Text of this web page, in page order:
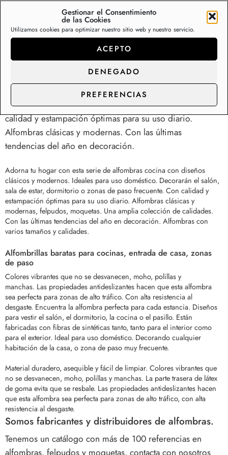
Gestionar el Consentimiento
de las Cookies
Utilizamos cookies para optimizar nuestro sitio web y nuestro servicio.
ACEPTO
DENEGADO
PREFERENCIAS
Descripción Información adicional
Alfombras para salas de estar, entrada, cocina
Ideales para uso doméstico. Decorarán el salón, salas de
estar o incluso la cocina, zonas de paso frecuente. Con
calidad y estampación óptimas para su uso diario.
Alfombras clásicas y modernas. Con las últimas
tendencias del año en decoración.
Adorna tu hogar con esta serie de alfombras cocina con diseños
clásicos y modernos. Ideales para uso doméstico. Decorarán el salón,
sala de estar, dormitorio o zonas de paso frecuente. Con calidad y
estampación óptimas para su uso diario. Alfombras clásicas y
modernas, felpudos, moquetas. Una amplia colección de calidades.
Con las últimas tendencias del año en decoración. Alfombras con
varios tamaños y calidades.
Alfombrillas baratas para cocinas, entrada de casa, zonas
de paso
Colores vibrantes que no se desvanecen, moho, polillas y
manchas. Las propiedades antideslizantes hacen que esta alfombra
sea perfecta para zonas de alto tráfico. Con alta resistencia al
desgaste. Encuentra la alfombra perfecta para cada estancia. Diseños
para vestir el salón, el dormitorio, la cocina o el pasillo. Están
fabricadas con fibras de sintéticas tanto, tanto para el interior como
para el exterior. Ideal para uso doméstico. Decorando cualquier
habitación de la casa, o zona de paso muy frecuente.
Material duradero, asequible y fácil de limpiar. Colores vibrantes que
no se desvanecen, moho, polillas y manchas. La parte trasera de látex
de goma evita que se resbale. Las propiedades antideslizantes hacen
que esta alfombra sea perfecta para zonas de alto tráfico, con alta
resistencia al desgaste.
Somos fabricantes y distribuidores de alfombras.
Tenemos un catálogo con más de 100 referencias en
alfombras, felpudos y moquetas, contacta con nosotros